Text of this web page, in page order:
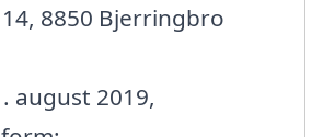
8850 Bjerringbro
august 2019,